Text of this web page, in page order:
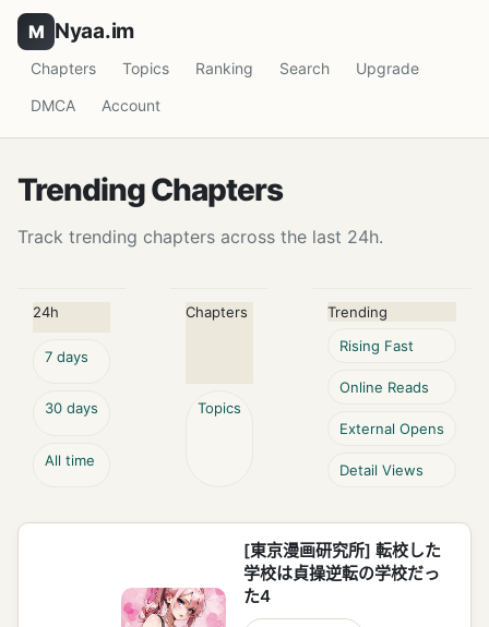
Nyaa.im
Chapters Topics Ranking Search
Upgrade
DMCA
Account
Trending Chapters
Track trending chapters across the last 24h.
24h
7 days
30 days
All time
Chapters
Topics
Trending
Rising Fast
Online Reads
External Opens
Detail Views
[東京漫画研究所] 転校した
学校は貞操逆転の学校だっ
た4